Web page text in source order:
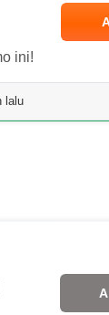
ini!
lalu